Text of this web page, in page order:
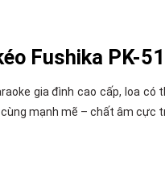
Fushika PK-
gia đình cao cấp, loa
mạnh mẽ – chất âm cực